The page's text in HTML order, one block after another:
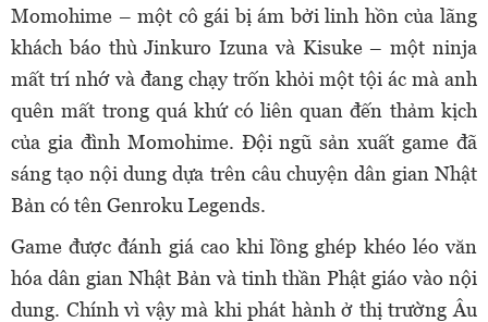
Momohime – một cô gái bị ám bởi linh hồn của lãng
khách báo thù Jinkuro Izuna và Kisuke – một ninja
mất trí nhớ và đang chạy trốn khỏi một tội ác mà anh
quên mất trong quá khứ có liên quan đến thảm kịch
của gia đình Momohime. Đội ngũ sản xuất game đã
sáng tạo nội dung dựa trên câu chuyện dân gian Nhật
Bản có tên Genroku Legends.
Game được đánh giá cao khi lồng ghép khéo léo văn
hóa dân gian Nhật Bản và tinh thần Phật giáo vào nội
dung. Chính vì vậy mà khi phát hành ở thị trường Âu